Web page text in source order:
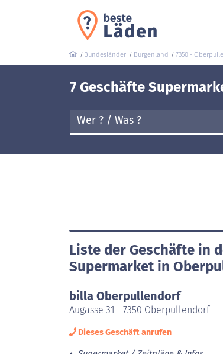
Bundesländer Burgenland 7350 -
7 Geschäfte
Liste der Geschäfte in
Supermarket in
billa Oberpullendorf
Augasse 31 - 7350 Oberpullendorf
Dieses Geschäft anrufen